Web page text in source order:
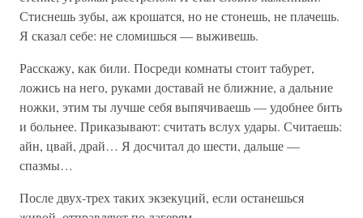
Стиснешь зубы, аж крошатся, но не стонешь, не плачешь.
Я сказал себе: не сломишься — выживешь.
Расскажу, как били. Посреди комнаты стоит табурет,
ложись на него, руками доставай не ближние, а дальние
ножки, этим ты лучше себя выпячиваешь — удобнее бить
и больнее. Приказывают: считать вслух удары. Считаешь:
айн, цвай, драй… Я досчитал до шести, дальше —
спазмы…
После двух-трех таких экзекуций, если останешься